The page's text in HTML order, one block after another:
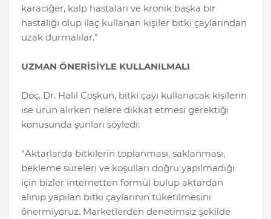
karaciğer, kalp hastaları ve kronik başka bir
hastalığı olup ilaç kullanan kişiler bitki çaylarından
uzak durmalılar.”
UZMAN ÖNERİSİYLE KULLANILMALI
Doç. Dr. Halil Coşkun, bitki çayı kullanacak kişilerin
ise ürün alırken nelere dikkat etmesi gerektiği
konusunda şunları söyledi:
“Aktarlarda bitkilerin toplanması, saklanması,
bekleme süreleri ve koşulları doğru yapılmadığı
için bizler internetten formül bulup aktardan
alınıp yapılan bitki çaylarının tüketilmesini
önermiyoruz. Marketlerden denetimsiz şekilde